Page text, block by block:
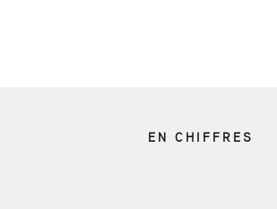
EN CHIFFRES